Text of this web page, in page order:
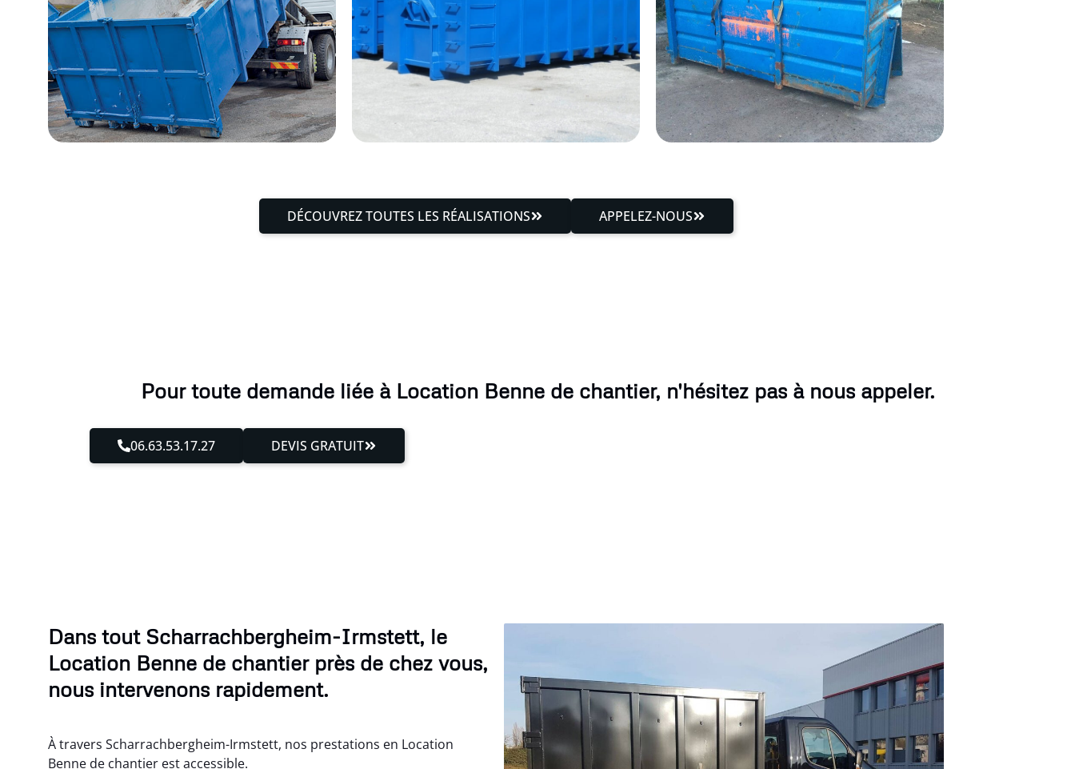
DÉCOUVREZ TOUTES LES RÉALISATIONS APPELEZ-NOUS
Pour toute demande liée à Location Benne de chantier, n'hésitez pas à nous appeler.
06.63.53.17.27 DEVIS GRATUIT
Dans tout Scharrachbergheim-Irmstett, le
Location Benne de chantier près de chez vous,
nous intervenons rapidement.
À travers Scharrachbergheim-Irmstett, nos prestations en Location
Benne de chantier est accessible.